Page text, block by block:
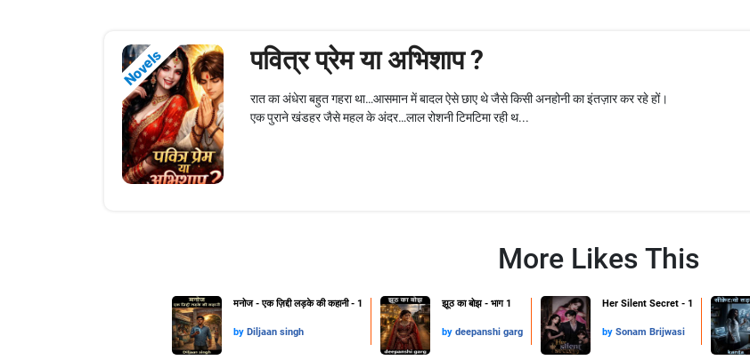
Novels पवित्र प्रेम या अभिशाप ?
रात का अंधेरा बहुत गहरा था…आसमान में बादल ऐसे छाए थे जैसे किसी अनहोनी का इंतज़ार कर रहे हों।
एक पुराने खंडहर जैसे महल के अंदर…लाल रोशनी टिमटिमा रही थ...
More Likes This
मनोज - एक ज़िद्दी लड़के की कहानी - 1
by Diljaan singh
झूठ का बोझ - भाग 1
by deepanshi garg
Her Silent Secret - 1
by Sonam Brijwasi